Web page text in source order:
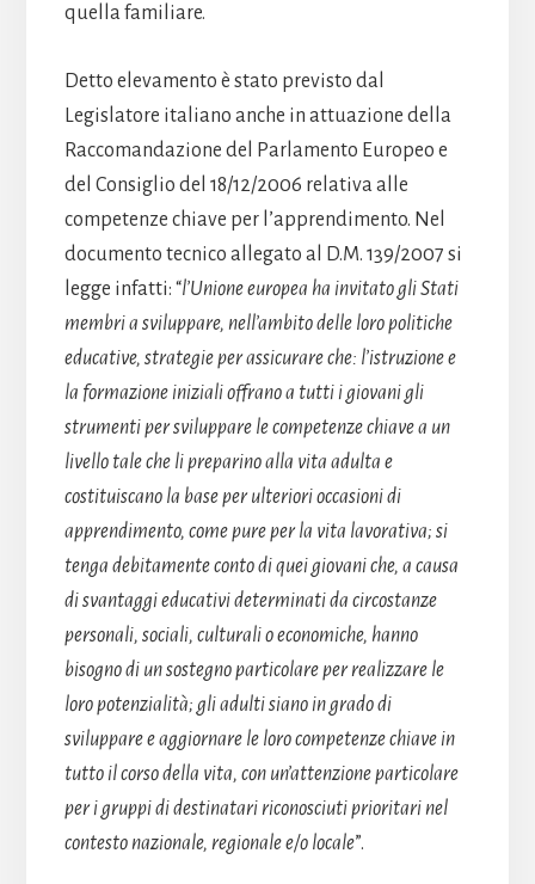
quella familiare.
Detto elevamento è stato previsto dal
Legislatore italiano anche in attuazione della
Raccomandazione del Parlamento Europeo e
del Consiglio del 18/12/2006 relativa alle
competenze chiave per l’apprendimento. Nel
documento tecnico allegato al D.M. 139/2007 si
legge infatti: “l’Unione europea ha invitato gli Stati
membri a sviluppare, nell’ambito delle loro politiche
educative, strategie per assicurare che: l’istruzione e
la formazione iniziali offrano a tutti i giovani gli
strumenti per sviluppare le competenze chiave a un
livello tale che li preparino alla vita adulta e
costituiscano la base per ulteriori occasioni di
apprendimento, come pure per la vita lavorativa; si
tenga debitamente conto di quei giovani che, a causa
di svantaggi educativi determinati da circostanze
personali, sociali, culturali o economiche, hanno
bisogno di un sostegno particolare per realizzare le
loro potenzialità; gli adulti siano in grado di
sviluppare e aggiornare le loro competenze chiave in
tutto il corso della vita, con un’attenzione particolare
per i gruppi di destinatari riconosciuti prioritari nel
contesto nazionale, regionale e/o locale”.